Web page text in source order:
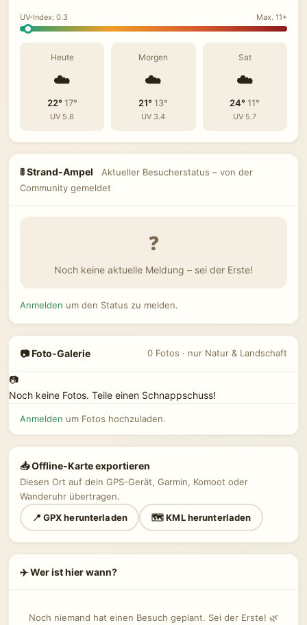
UV-Index: 0.3 Max. 11+
Heute
☁️
22°17°
UV 5.8
Morgen
☁️
21°13°
UV 3.4
Sat
☁️
24°11°
UV 5.7
🚦 Strand-Ampel
Aktueller Besucherstatus – von der
Community gemeldet
❓
Noch keine aktuelle Meldung – sei der Erste!
Anmelden um den Status zu melden.
📷 Foto-Galerie 0 Fotos · nur Natur & Landschaft
📷
Noch keine Fotos. Teile einen Schnappschuss!
Anmelden um Fotos hochzuladen.
📥 Offline-Karte exportieren
Diesen Ort auf dein GPS-Gerät, Garmin, Komoot oder
Wanderuhr übertragen.
📍 GPX herunterladen
🗺 KML herunterladen
✈️ Wer ist hier wann?
Noch niemand hat einen Besuch geplant. Sei der Erste! 🌿